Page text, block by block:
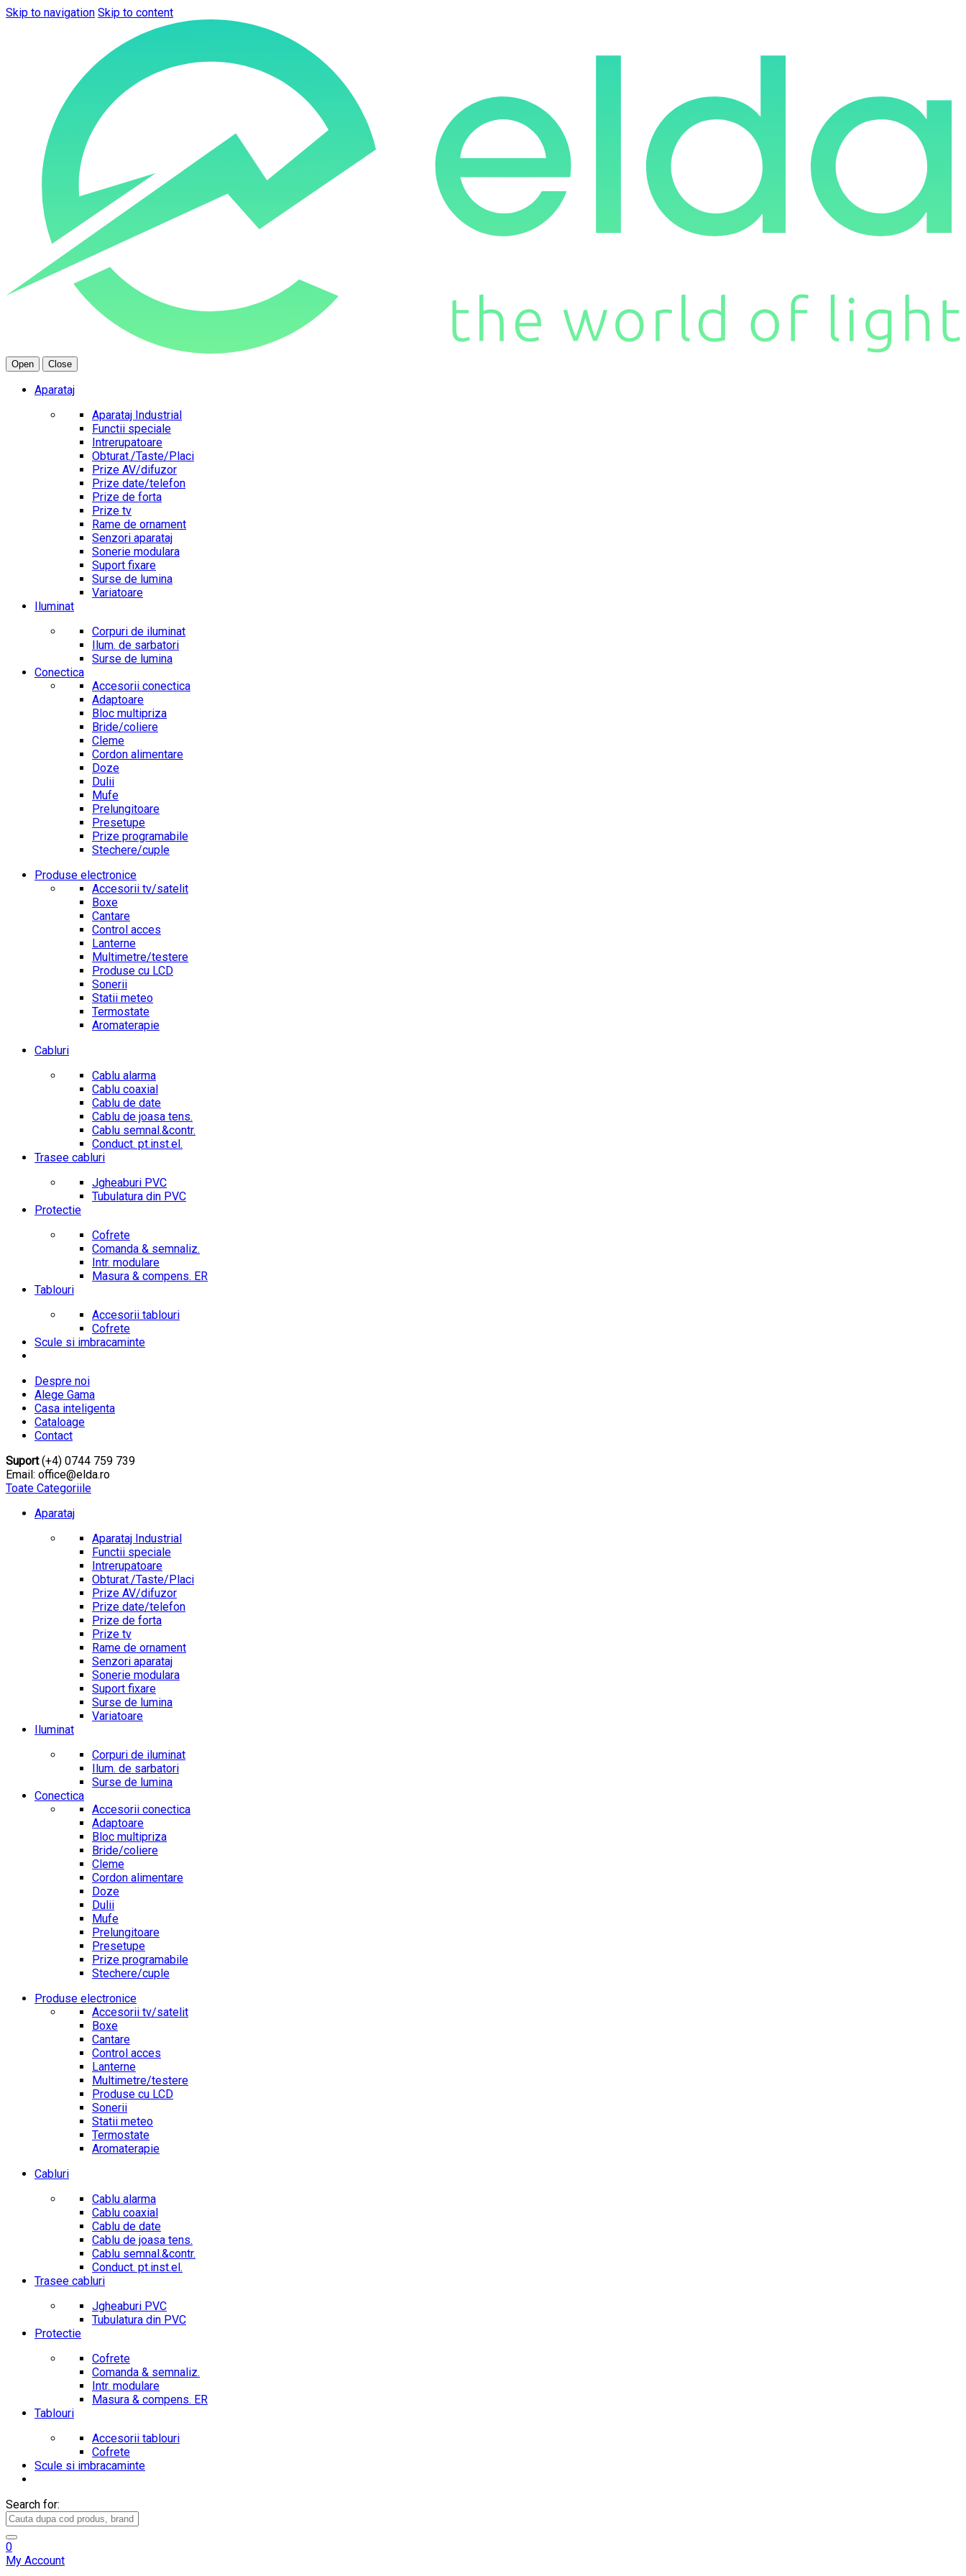
Skip to navigation Skip to content
Open Close
Aparataj
Aparataj Industrial
Functii speciale
Intrerupatoare
Obturat./Taste/Placi
Prize AV/difuzor
Prize date/telefon
Prize de forta
Prize tv
Rame de ornament
Senzori aparataj
Sonerie modulara
Suport fixare
Surse de lumina
Variatoare
Iluminat
Corpuri de iluminat
Ilum. de sarbatori
Surse de lumina
Conectica
Accesorii conectica
Adaptoare
Bloc multipriza
Bride/coliere
Cleme
Cordon alimentare
Doze
Dulii
Mufe
Prelungitoare
Presetupe
Prize programabile
Stechere/cuple
Produse electronice
Accesorii tv/satelit
Boxe
Cantare
Control acces
Lanterne
Multimetre/testere
Produse cu LCD
Sonerii
Statii meteo
Termostate
Aromaterapie
Cabluri
Cablu alarma
Cablu coaxial
Cablu de date
Cablu de joasa tens.
Cablu semnal.&contr.
Conduct. pt.inst.el.
Trasee cabluri
Jgheaburi PVC
Tubulatura din PVC
Protectie
Cofrete
Comanda & semnaliz.
Intr. modulare
Masura & compens. ER
Tablouri
Accesorii tablouri
Cofrete
Scule si imbracaminte
Despre noi
Alege Gama
Casa inteligenta
Cataloage
Contact
Suport(+4) 0744 759 739
Email: office@elda.ro
Toate Categoriile
Aparataj
Aparataj Industrial
Functii speciale
Intrerupatoare
Obturat./Taste/Placi
Prize AV/difuzor
Prize date/telefon
Prize de forta
Prize tv
Rame de ornament
Senzori aparataj
Sonerie modulara
Suport fixare
Surse de lumina
Variatoare
Iluminat
Corpuri de iluminat
Ilum. de sarbatori
Surse de lumina
Conectica
Accesorii conectica
Adaptoare
Bloc multipriza
Bride/coliere
Cleme
Cordon alimentare
Doze
Dulii
Mufe
Prelungitoare
Presetupe
Prize programabile
Stechere/cuple
Produse electronice
Accesorii tv/satelit
Boxe
Cantare
Control acces
Lanterne
Multimetre/testere
Produse cu LCD
Sonerii
Statii meteo
Termostate
Aromaterapie
Cabluri
Cablu alarma
Cablu coaxial
Cablu de date
Cablu de joasa tens.
Cablu semnal.&contr.
Conduct. pt.inst.el.
Trasee cabluri
Jgheaburi PVC
Tubulatura din PVC
Protectie
Cofrete
Comanda & semnaliz.
Intr. modulare
Masura & compens. ER
Tablouri
Accesorii tablouri
Cofrete
Scule si imbracaminte
Search for:
0
My Account